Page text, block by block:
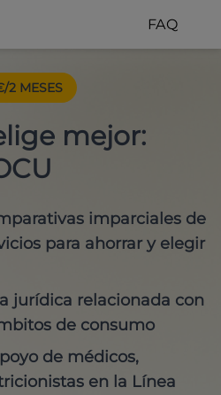
FAQ
2 MESES
mejor:
imparciales de
para ahorrar y elegir
jurídica relacionada con
de consumo
de médicos,
en la Línea